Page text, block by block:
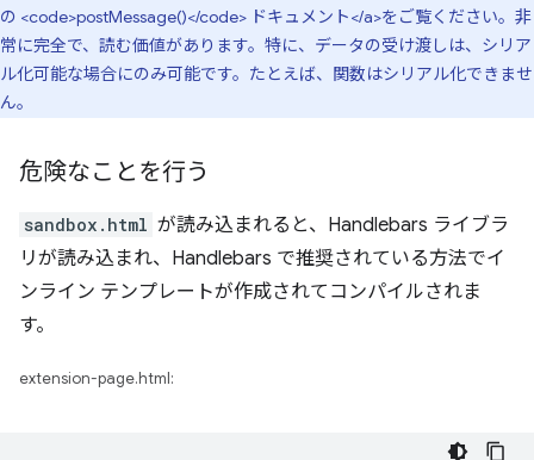
の <code>postMessage()</code> ドキュメント</a>をご覧ください。非
常に完全で、読む価値があります。特に、データの受け渡しは、シリア
ル化可能な場合にのみ可能です。たとえば、関数はシリアル化できませ
ん。
危険なことを行う
sandbox.html が読み込まれると、Handlebars ライブラ
リが読み込まれ、Handlebars で推奨されている方法でイ
ンライン テンプレートが作成されてコンパイルされま
す。
extension-page.html: